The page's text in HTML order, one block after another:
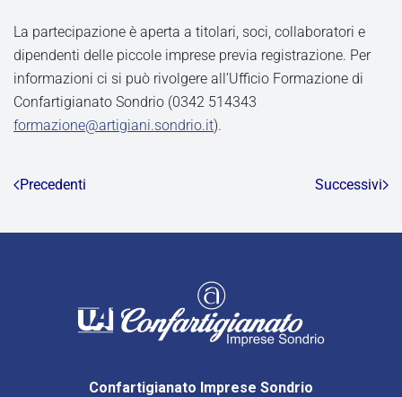
La partecipazione è aperta a titolari, soci, collaboratori e
dipendenti delle piccole imprese previa registrazione. Per
informazioni ci si può rivolgere all’Ufficio Formazione di
Confartigianato Sondrio (0342 514343
formazione@artigiani.sondrio.it).
Precedenti Successivi
Confartigianato Imprese Sondrio